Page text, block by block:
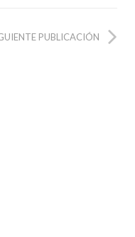
PUBLICACIÓN